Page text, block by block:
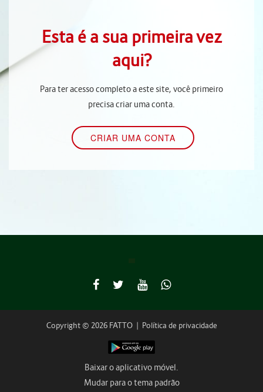
Esta é a sua primeira vez
aqui?
Para ter acesso completo a este site, você primeiro
precisa criar uma conta.
Copyright © 2026 FATTO | Política de privacidade
Baixar o aplicativo móvel.
Mudar para o tema padrão